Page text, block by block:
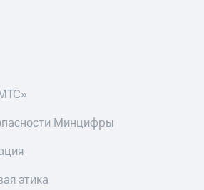
Минцифры
этика